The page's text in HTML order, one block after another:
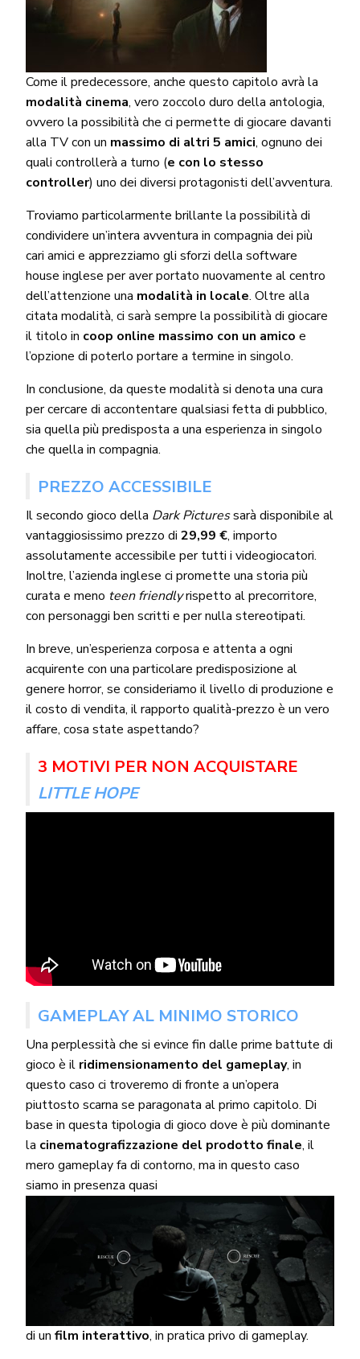
Come il predecessore, anche questo capitolo avrà la
modalità cinema, vero zoccolo duro della antologia,
ovvero la possibilità che ci permette di giocare davanti
alla TV con un massimo di altri 5 amici, ognuno dei
quali controllerà a turno (e con lo stesso
controller) uno dei diversi protagonisti dell’avventura.
Troviamo particolarmente brillante la possibilità di
condividere un’intera avventura in compagnia dei più
cari amici e apprezziamo gli sforzi della software
house inglese per aver portato nuovamente al centro
dell’attenzione una modalità in locale. Oltre alla
citata modalità, ci sarà sempre la possibilità di giocare
il titolo in coop online massimo con un amico e
l’opzione di poterlo portare a termine in singolo.
In conclusione, da queste modalità si denota una cura
per cercare di accontentare qualsiasi fetta di pubblico,
sia quella più predisposta a una esperienza in singolo
che quella in compagnia.
PREZZO ACCESSIBILE
Il secondo gioco della Dark Picturessarà disponibile al
vantaggiosissimo prezzo di 29,99 €, importo
assolutamente accessibile per tutti i videogiocatori.
Inoltre, l’azienda inglese ci promette una storia più
curata e meno teen friendlyrispetto al precorritore,
con personaggi ben scritti e per nulla stereotipati.
In breve, un’esperienza corposa e attenta a ogni
acquirente con una particolare predisposizione al
genere horror, se consideriamo il livello di produzione e
il costo di vendita, il rapporto qualità-prezzo è un vero
affare, cosa state aspettando?
3 MOTIVI PER NON ACQUISTARE
LITTLE HOPE
GAMEPLAY AL MINIMO STORICO
Una perplessità che si evince fin dalle prime battute di
gioco è il ridimensionamento del gameplay, in
questo caso ci troveremo di fronte a un’opera
piuttosto scarna se paragonata al primo capitolo. Di
base in questa tipologia di gioco dove è più dominante
la cinematografizzazione del prodotto finale, il
mero gameplay fa di contorno, ma in questo caso
siamo in presenza quasi
di un film interattivo, in pratica privo di gameplay.